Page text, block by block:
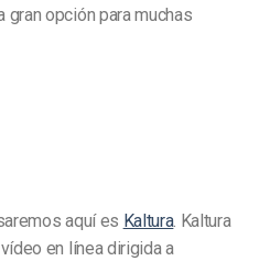
opción para muchas
aquí es Kaltura. Kaltura
en línea dirigida a